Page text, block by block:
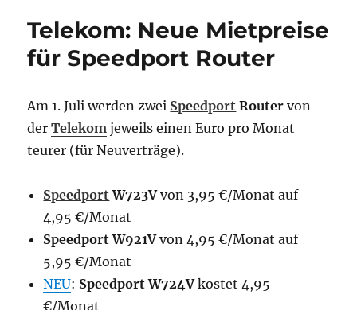
Telekom: Neue Mietpreise
für Speedport Router
Am 1. Juli werden zwei Speedport Router von
derTelekom jeweils einen Euro pro Monat
teurer (für Neuverträge).
SpeedportW723Vvon 3,95 €/Monat auf
4,95 €/Monat
Speedport W921Vvon 4,95 €/Monat auf
5,95 €/Monat
NEU: Speedport W724Vkostet 4,95
€/Monat